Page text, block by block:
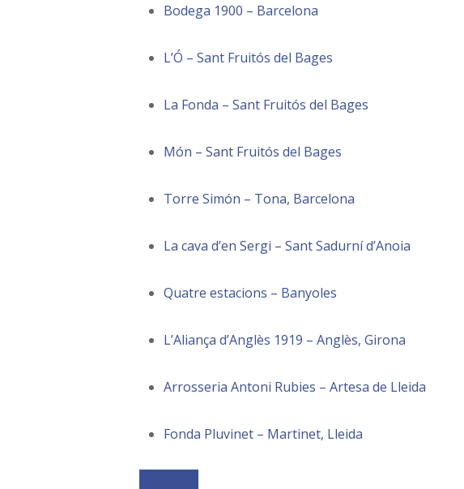
Bodega 1900 – Barcelona
L’Ó – Sant Fruitós del Bages
La Fonda – Sant Fruitós del Bages
Món – Sant Fruitós del Bages
Torre Simón – Tona, Barcelona
La cava d’en Sergi – Sant Sadurní d’Anoia
Quatre estacions – Banyoles
L’Aliança d’Anglès 1919 – Anglès, Girona
Arrosseria Antoni Rubies – Artesa de Lleida
Fonda Pluvinet – Martinet, Lleida